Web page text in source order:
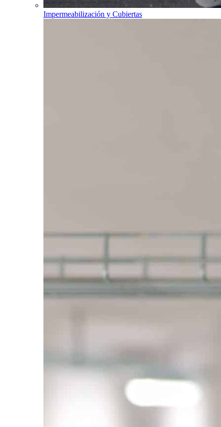
Impermeabilización y Cubiertas